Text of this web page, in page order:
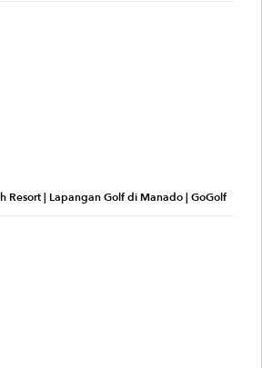
Resort | Lapangan Golf di Manado | GoGolf